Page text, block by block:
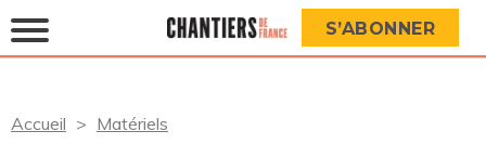
S’ABONNER
Accueil Matériels